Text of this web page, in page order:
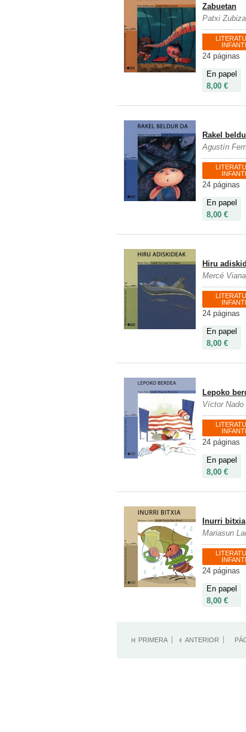
Zabuetan
Patxi
24 páginas
En papel
8,00 €
Rakel
Agustín
24 páginas
En papel
8,00 €
Hiru
Mercé Viana
24 páginas
En papel
8,00 €
Lepoko
Víctor Nado
24 páginas
En papel
8,00 €
Inurri bitxia
Mariasun
24 páginas
En papel
8,00 €
PRIMERA ANTERIOR